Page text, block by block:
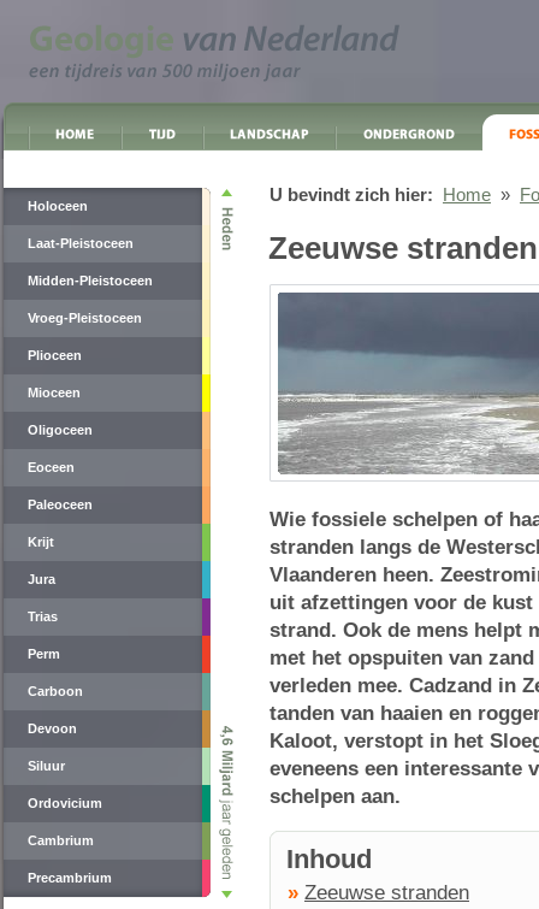
Holoceen
Laat-Pleistoceen
Midden-Pleistoceen
Vroeg-Pleistoceen
Plioceen
Mioceen
Oligoceen
Eoceen
Paleoceen
Krijt
Jura
Trias
Perm
Carboon
Devoon
Siluur
Ordovicium
Cambrium
Precambrium
U bevindt zich hier: Home »
Zeeuwse stranden
Wie fossiele schelpen of
stranden langs de
Vlaanderen heen.
uit afzettingen voor de
strand. Ook de mens helpt
met het opspuiten van
verleden mee. Cadzand in
tanden van haaien en
Kaloot, verstopt in het
eveneens een interessante
schelpen aan.
Inhoud
» Zeeuwse stranden